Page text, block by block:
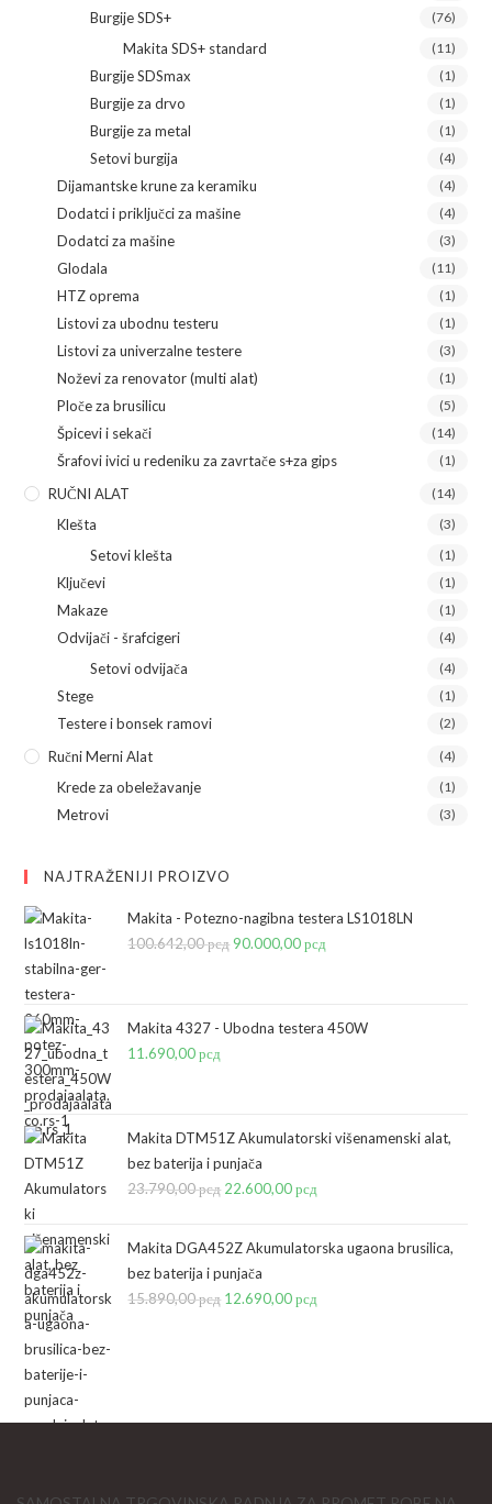
Burgije SDS+ (76)
Makita SDS+ standard (11)
Burgije SDSmax (1)
Burgije za drvo (1)
Burgije za metal (1)
Setovi burgija (4)
Dijamantske krune za keramiku (4)
Dodatci i priključci za mašine (4)
Dodatci za mašine (3)
Glodala (11)
HTZ oprema (1)
Listovi za ubodnu testeru (1)
Listovi za univerzalne testere (3)
Noževi za renovator (multi alat) (1)
Ploče za brusilicu (5)
Špicevi i sekači (14)
Šrafovi ivici u redeniku za zavrtače s+za gips (1)
RUČNI ALAT (14)
Klešta (3)
Setovi klešta (1)
Ključevi (1)
Makaze (1)
Odvijači - šrafcigeri (4)
Setovi odvijača (4)
Stege (1)
Testere i bonsek ramovi (2)
Ručni Merni Alat (4)
Krede za obeležavanje (1)
Metrovi (3)
NAJTRAŽENIJI PROIZVO
Makita - Potezno-nagibna testera LS1018LN
100.642,00рсд Originalna
bila:
90.000,00рсд
90.000,00 рсд.
Makita 4327 - Ubodna testera 450W
11.690,00рсд
Makita DTM51Z Akumulatorski višenamenski alat,
bez baterija i punjača
23.790,00рсд Originalna
je
bila:
23.790,00 рсд.
22.600,00рсд
je:
Makita DGA452Z Akumulatorska ugaona brusilica,
bez baterija i punjača
15.890,00рсд Originalna
12.690,00рсд